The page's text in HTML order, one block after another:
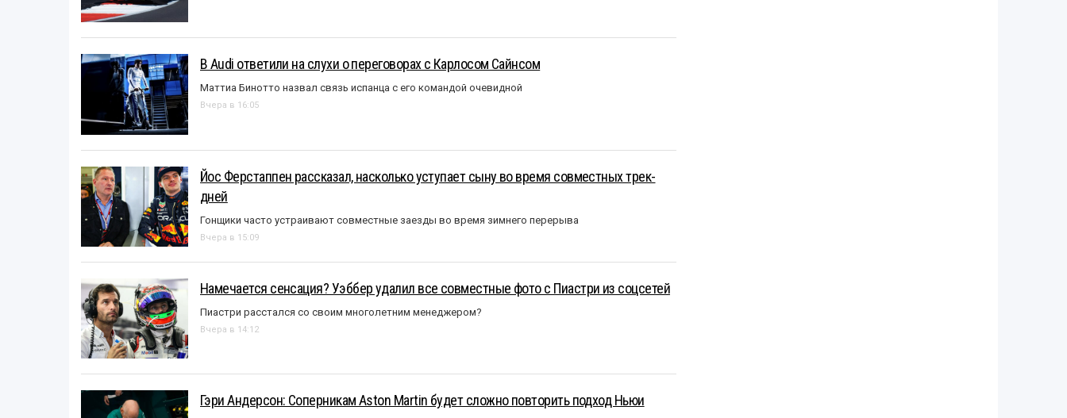
В Audi ответили на слухи о переговорах с Карлосом Сайнсом
Маттиа Бинотто назвал связь испанца с его командой очевидной
Вчера в 16:05
Йос Ферстаппен рассказал, насколько уступает сыну во время совместных трек-
дней
Гонщики часто устраивают совместные заезды во время зимнего перерыва
Вчера в 15:09
Намечается сенсация? Уэббер удалил все совместные фото с Пиастри из соцсетей
Пиастри расстался со своим многолетним менеджером?
Вчера в 14:12
Гэри Андерсон: Соперникам Aston Martin будет сложно повторить подход Ньюи